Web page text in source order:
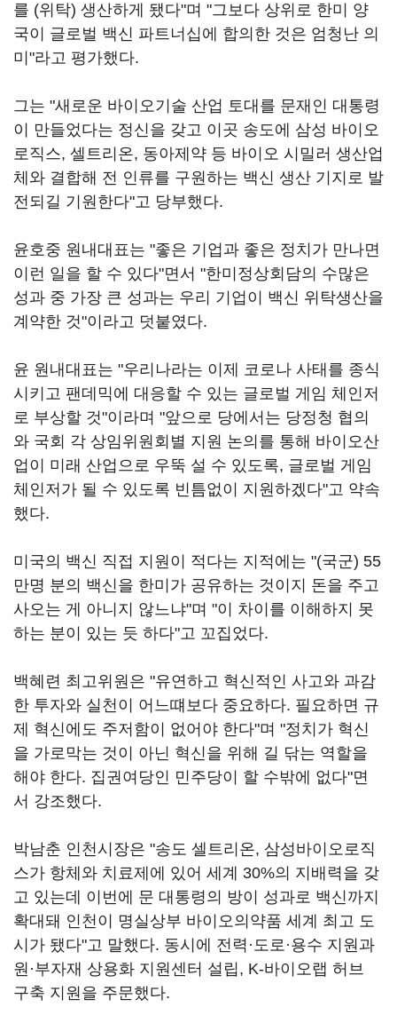
를 (위탁) 생산하게 됐다"며 "그보다 상위로 한미 양
국이 글로벌 백신 파트너십에 합의한 것은 엄청난 의
미"라고 평가했다.
그는 "새로운 바이오기술 산업 토대를 문재인 대통령
이 만들었다는 정신을 갖고 이곳 송도에 삼성 바이오
로직스, 셀트리온, 동아제약 등 바이오 시밀러 생산업
체와 결합해 전 인류를 구원하는 백신 생산 기지로 발
전되길 기원한다"고 당부했다.
윤호중 원내대표는 "좋은 기업과 좋은 정치가 만나면
이런 일을 할 수 있다"면서 "한미정상회담의 수많은
성과 중 가장 큰 성과는 우리 기업이 백신 위탁생산을
계약한 것"이라고 덧붙였다.
윤 원내대표는 "우리나라는 이제 코로나 사태를 종식
시키고 팬데믹에 대응할 수 있는 글로벌 게임 체인저
로 부상할 것"이라며 "앞으로 당에서는 당정청 협의
와 국회 각 상임위원회별 지원 논의를 통해 바이오산
업이 미래 산업으로 우뚝 설 수 있도록, 글로벌 게임
체인저가 될 수 있도록 빈틈없이 지원하겠다"고 약속
했다.
미국의 백신 직접 지원이 적다는 지적에는 "(국군) 55
만명 분의 백신을 한미가 공유하는 것이지 돈을 주고
사오는 게 아니지 않느냐"며 "이 차이를 이해하지 못
하는 분이 있는 듯 하다"고 꼬집었다.
백혜련 최고위원은 "유연하고 혁신적인 사고와 과감
한 투자와 실천이 어느떄보다 중요하다. 필요하면 규
제 혁신에도 주저함이 없어야 한다"며 "정치가 혁신
을 가로막는 것이 아닌 혁신을 위해 길 닦는 역할을
해야 한다. 집권여당인 민주당이 할 수밖에 없다"면
서 강조했다.
박남춘 인천시장은 "송도 셀트리온, 삼성바이오로직
스가 항체와 치료제에 있어 세계 30%의 지배력을 갖
고 있는데 이번에 문 대통령의 방이 성과로 백신까지
확대돼 인천이 명실상부 바이오의약품 세계 최고 도
시가 됐다"고 말했다. 동시에 전력·도로·용수 지원과
원·부자재 상용화 지원센터 설립, K-바이오랩 허브
구축 지원을 주문했다.